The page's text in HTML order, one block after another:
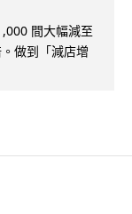
間大幅減至
做到「減店增